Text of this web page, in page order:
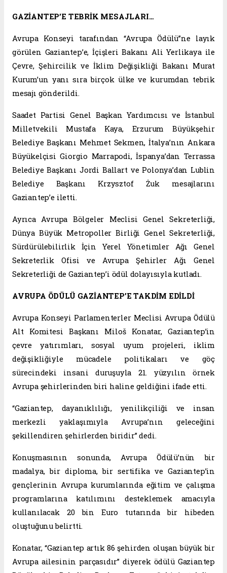
GAZİANTEP’E TEBRİK MESAJLARI…
Avrupa Konseyi tarafından “Avrupa Ödülü”ne layık
görülen Gaziantep’e, İçişleri Bakanı Ali Yerlikaya ile
Çevre, Şehircilik ve İklim Değişikliği Bakanı Murat
Kurum’un yanı sıra birçok ülke ve kurumdan tebrik
mesajı gönderildi.
Saadet Partisi Genel Başkan Yardımcısı ve İstanbul
Milletvekili Mustafa Kaya, Erzurum Büyükşehir
Belediye Başkanı Mehmet Sekmen, İtalya’nın Ankara
Büyükelçisi Giorgio Marrapodi, İspanya’dan Terrassa
Belediye Başkanı Jordi Ballart ve Polonya’dan Lublin
Belediye Başkanı Krzysztof Żuk mesajlarını
Gaziantep’e iletti.
Ayrıca Avrupa Bölgeler Meclisi Genel Sekreterliği,
Dünya Büyük Metropoller Birliği Genel Sekreterliği,
Sürdürülebilirlik İçin Yerel Yönetimler Ağı Genel
Sekreterlik Ofisi ve Avrupa Şehirler Ağı Genel
Sekreterliği de Gaziantep’i ödül dolayısıyla kutladı.
AVRUPA ÖDÜLÜ GAZİANTEP’E TAKDİM EDİLDİ
Avrupa Konseyi Parlamenterler Meclisi Avrupa Ödülü
Alt Komitesi Başkanı Miloš Konatar, Gaziantep’in
çevre yatırımları, sosyal uyum projeleri, iklim
değişikliğiyle mücadele politikaları ve göç
sürecindeki insani duruşuyla 21. yüzyılın örnek
Avrupa şehirlerinden biri haline geldiğini ifade etti.
“Gaziantep, dayanıklılığı, yenilikçiliği ve insan
merkezli yaklaşımıyla Avrupa’nın geleceğini
şekillendiren şehirlerden biridir” dedi.
Konuşmasının sonunda, Avrupa Ödülü’nün bir
madalya, bir diploma, bir sertifika ve Gaziantep’in
gençlerinin Avrupa kurumlarında eğitim ve çalışma
programlarına katılımını desteklemek amacıyla
kullanılacak 20 bin Euro tutarında bir hibeden
oluştuğunu belirtti.
Konatar, “Gaziantep artık 86 şehirden oluşan büyük bir
Avrupa ailesinin parçasıdır” diyerek ödülü Gaziantep